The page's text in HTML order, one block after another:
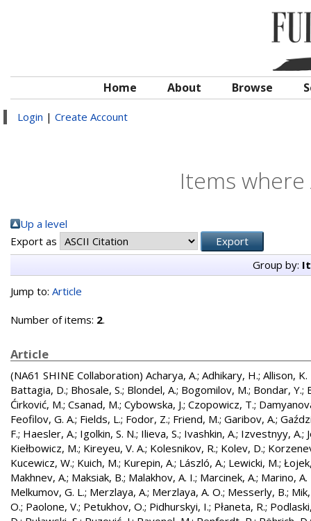
Home About Browse
Login | Create Account
Items
Up a level
Export as
Group by:
Jump to: Article
Number of items: 2.
Article
(NA61 SHINE Collaboration) Acharya, A.; Adhikary, H.; Allison, K.
Battagia, D.; Bhosale, S.; Blondel, A.; Bogomilov, M.; Bondar, Y.;
Ćirković, M.; Csanad, M.; Cybowska, J.; Czopowicz, T.;
Feofilov, G. A.; Fields, L.; Fodor, Z.; Friend, M.; Garibov, A.;
F.; Haesler, A.; Igolkin, S. N.; Ilieva, S.; Ivashkin, A.; Izvestnyy, A.;
Kiełbowicz, M.; Kireyeu, V. A.; Kolesnikov, R.; Kolev, D.;
Kucewicz, W.; Kuich, M.; Kurepin, A.; László, A.; Lewicki, M.;
Makhnev, A.; Maksiak, B.; Malakhov, A. I.; Marcinek, A.; Marino, A.
Melkumov, G. L.; Merzlaya, A.; Merzlaya, A. O.; Messerly, B.;
O.; Paolone, V.; Petukhov, O.; Pidhurskyi, I.; Płaneta, R.;